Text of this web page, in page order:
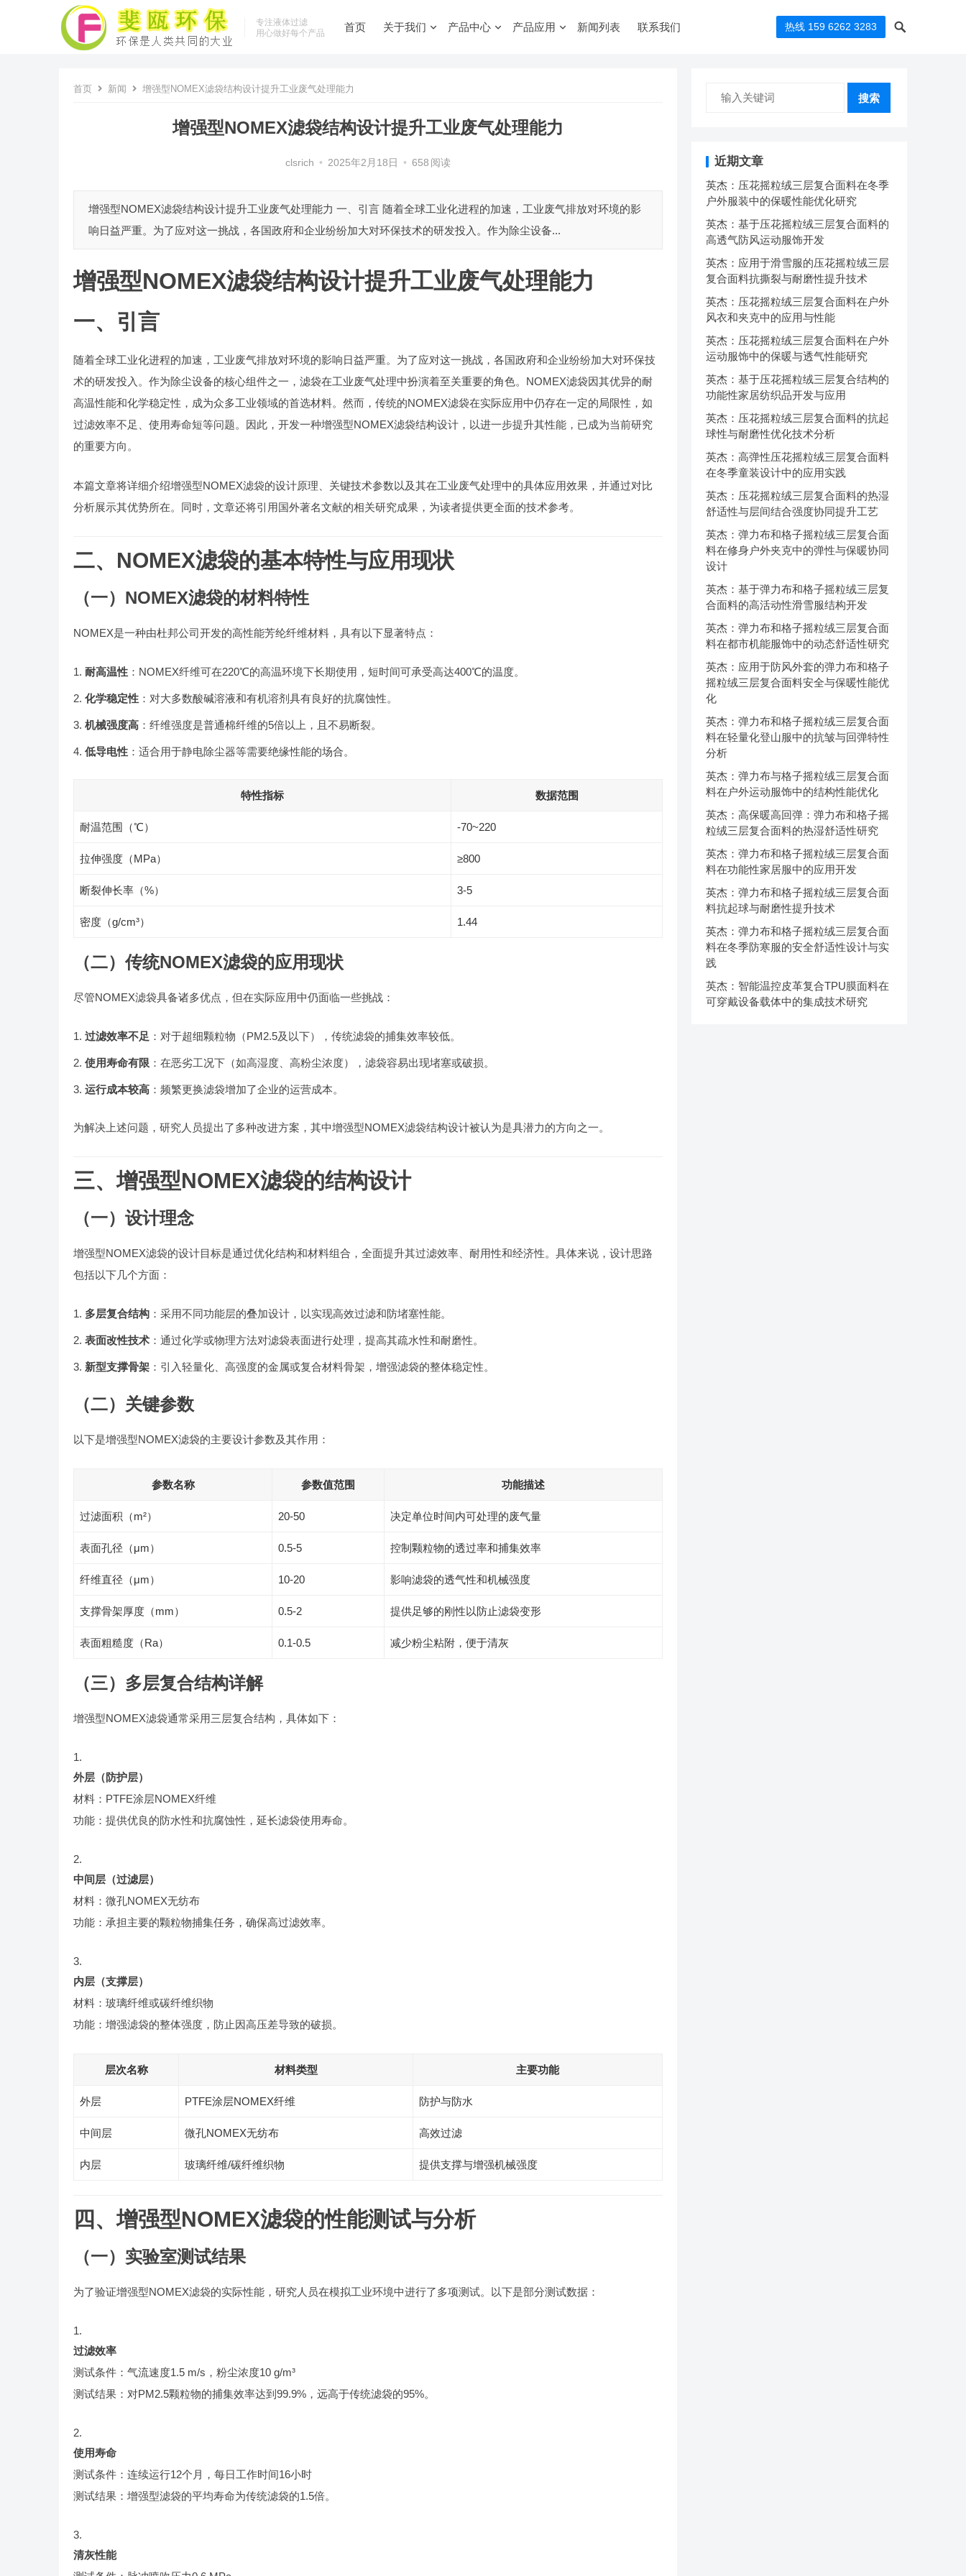
专注液体过滤
用心做好每个产品
首页 关于我们 产品中心 产品应用 新闻列表 联系我们 热线 159 6262 3283
首页 新闻 增强型NOMEX滤袋结构设计提升工业废气处理能力
增强型NOMEX滤袋结构设计提升工业废气处理能力
clsrich • 2025年2月18日 • 658 阅读
增强型NOMEX滤袋结构设计提升工业废气处理能力 一、引言 随着全球工业化进程的加速，工业废气排放对环境的影
响日益严重。为了应对这一挑战，各国政府和企业纷纷加大对环保技术的研发投入。作为除尘设备...
增强型NOMEX滤袋结构设计提升工业废气处理能力
一、引言
随着全球工业化进程的加速，工业废气排放对环境的影响日益严重。为了应对这一挑战，各国政府和企业纷纷加大对环保技
术的研发投入。作为除尘设备的核心组件之一，滤袋在工业废气处理中扮演着至关重要的角色。NOMEX滤袋因其优异的耐
高温性能和化学稳定性，成为众多工业领域的首选材料。然而，传统的NOMEX滤袋在实际应用中仍存在一定的局限性，如
过滤效率不足、使用寿命短等问题。因此，开发一种增强型NOMEX滤袋结构设计，以进一步提升其性能，已成为当前研究
的重要方向。
本篇文章将详细介绍增强型NOMEX滤袋的设计原理、关键技术参数以及其在工业废气处理中的具体应用效果，并通过对比
分析展示其优势所在。同时，文章还将引用国外著名文献的相关研究成果，为读者提供更全面的技术参考。
二、NOMEX滤袋的基本特性与应用现状
（一）NOMEX滤袋的材料特性
NOMEX是一种由杜邦公司开发的高性能芳纶纤维材料，具有以下显著特点：
耐高温性 ：NOMEX纤维可在220℃的高温环境下长期使用，短时间可承受高达400℃的温度。
化学稳定性 ：对大多数酸碱溶液和有机溶剂具有良好的抗腐蚀性。
机械强度高 ：纤维强度是普通棉纤维的5倍以上，且不易断裂。
低导电性 ：适合用于静电除尘器等需要绝缘性能的场合。
特性指标 数据范围
耐温范围（℃） -70~220
拉伸强度（MPa） ≥800
断裂伸长率（%） 3-5
密度（g/cm³） 1.44
（二）传统NOMEX滤袋的应用现状
尽管NOMEX滤袋具备诸多优点，但在实际应用中仍面临一些挑战：
过滤效率不足 ：对于超细颗粒物（PM2.5及以下），传统滤袋的捕集效率较低。
使用寿命有限 ：在恶劣工况下（如高湿度、高粉尘浓度），滤袋容易出现堵塞或破损。
运行成本较高 ：频繁更换滤袋增加了企业的运营成本。
为解决上述问题，研究人员提出了多种改进方案，其中增强型NOMEX滤袋结构设计被认为是具潜力的方向之一。
三、增强型NOMEX滤袋的结构设计
（一）设计理念
增强型NOMEX滤袋的设计目标是通过优化结构和材料组合，全面提升其过滤效率、耐用性和经济性。具体来说，设计思路
包括以下几个方面：
多层复合结构 ：采用不同功能层的叠加设计，以实现高效过滤和防堵塞性能。
表面改性技术 ：通过化学或物理方法对滤袋表面进行处理，提高其疏水性和耐磨性。
新型支撑骨架 ：引入轻量化、高强度的金属或复合材料骨架，增强滤袋的整体稳定性。
（二）关键参数
以下是增强型NOMEX滤袋的主要设计参数及其作用：
参数名称 参数值范围 功能描述
过滤面积（m²） 20-50 决定单位时间内可处理的废气量
表面孔径（μm） 0.5-5 控制颗粒物的透过率和捕集效率
纤维直径（μm） 10-20 影响滤袋的透气性和机械强度
支撑骨架厚度（mm） 0.5-2 提供足够的刚性以防止滤袋变形
表面粗糙度（Ra） 0.1-0.5 减少粉尘粘附，便于清灰
（三）多层复合结构详解
增强型NOMEX滤袋通常采用三层复合结构，具体如下：
外层（防护层）
材料：PTFE涂层NOMEX纤维
功能：提供优良的防水性和抗腐蚀性，延长滤袋使用寿命。
中间层（过滤层）
材料：微孔NOMEX无纺布
功能：承担主要的颗粒物捕集任务，确保高过滤效率。
内层（支撑层）
材料：玻璃纤维或碳纤维织物
功能：增强滤袋的整体强度，防止因高压差导致的破损。
层次名称 材料类型 主要功能
外层 PTFE涂层NOMEX纤维 防护与防水
中间层 微孔NOMEX无纺布 高效过滤
内层 玻璃纤维/碳纤维织物 提供支撑与增强机械强度
四、增强型NOMEX滤袋的性能测试与分析
（一）实验室测试结果
为了验证增强型NOMEX滤袋的实际性能，研究人员在模拟工业环境中进行了多项测试。以下是部分测试数据：
过滤效率
测试条件：气流速度1.5 m/s，粉尘浓度10 g/m³
测试结果：对PM2.5颗粒物的捕集效率达到99.9%，远高于传统滤袋的95%。
使用寿命
测试条件：连续运行12个月，每日工作时间16小时
测试结果：增强型滤袋的平均寿命为传统滤袋的1.5倍。
清灰性能
搜索
近期文章
英杰：压花摇粒绒三层复合面料在冬季
户外服装中的保暖性能优化研究
英杰：基于压花摇粒绒三层复合面料的
高透气防风运动服饰开发
英杰：应用于滑雪服的压花摇粒绒三层
复合面料抗撕裂与耐磨性提升技术
英杰：压花摇粒绒三层复合面料在户外
风衣和夹克中的应用与性能
英杰：压花摇粒绒三层复合面料在户外
运动服饰中的保暖与透气性能研究
英杰：基于压花摇粒绒三层复合结构的
功能性家居纺织品开发与应用
英杰：压花摇粒绒三层复合面料的抗起
球性与耐磨性优化技术分析
英杰：高弹性压花摇粒绒三层复合面料
在冬季童装设计中的应用实践
英杰：压花摇粒绒三层复合面料的热湿
舒适性与层间结合强度协同提升工艺
英杰：弹力布和格子摇粒绒三层复合面
料在修身户外夹克中的弹性与保暖协同
设计
英杰：基于弹力布和格子摇粒绒三层复
合面料的高活动性滑雪服结构开发
英杰：弹力布和格子摇粒绒三层复合面
料在都市机能服饰中的动态舒适性研究
英杰：应用于防风外套的弹力布和格子
摇粒绒三层复合面料安全与保暖性能优
化
英杰：弹力布和格子摇粒绒三层复合面
料在轻量化登山服中的抗皱与回弹特性
分析
英杰：弹力布与格子摇粒绒三层复合面
料在户外运动服饰中的结构性能优化
英杰：高保暖高回弹：弹力布和格子摇
粒绒三层复合面料的热湿舒适性研究
英杰：弹力布和格子摇粒绒三层复合面
料在功能性家居服中的应用开发
英杰：弹力布和格子摇粒绒三层复合面
料抗起球与耐磨性提升技术
英杰：弹力布和格子摇粒绒三层复合面
料在冬季防寒服的安全舒适性设计与实
践
英杰：智能温控皮革复合TPU膜面料在
可穿戴设备载体中的集成技术研究